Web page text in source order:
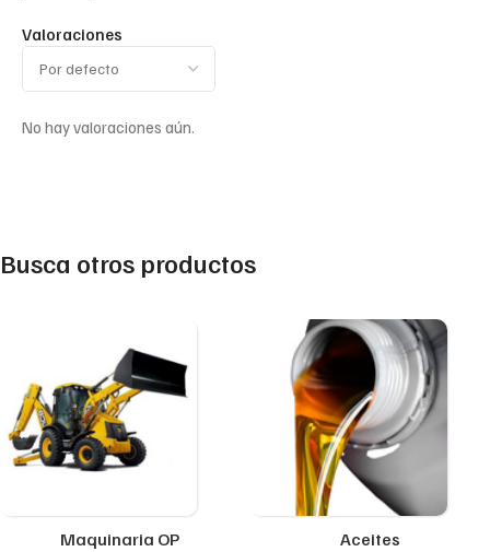
Valoraciones
No hay valoraciones aún.
Busca otros productos
Maquinaria OP Aceites